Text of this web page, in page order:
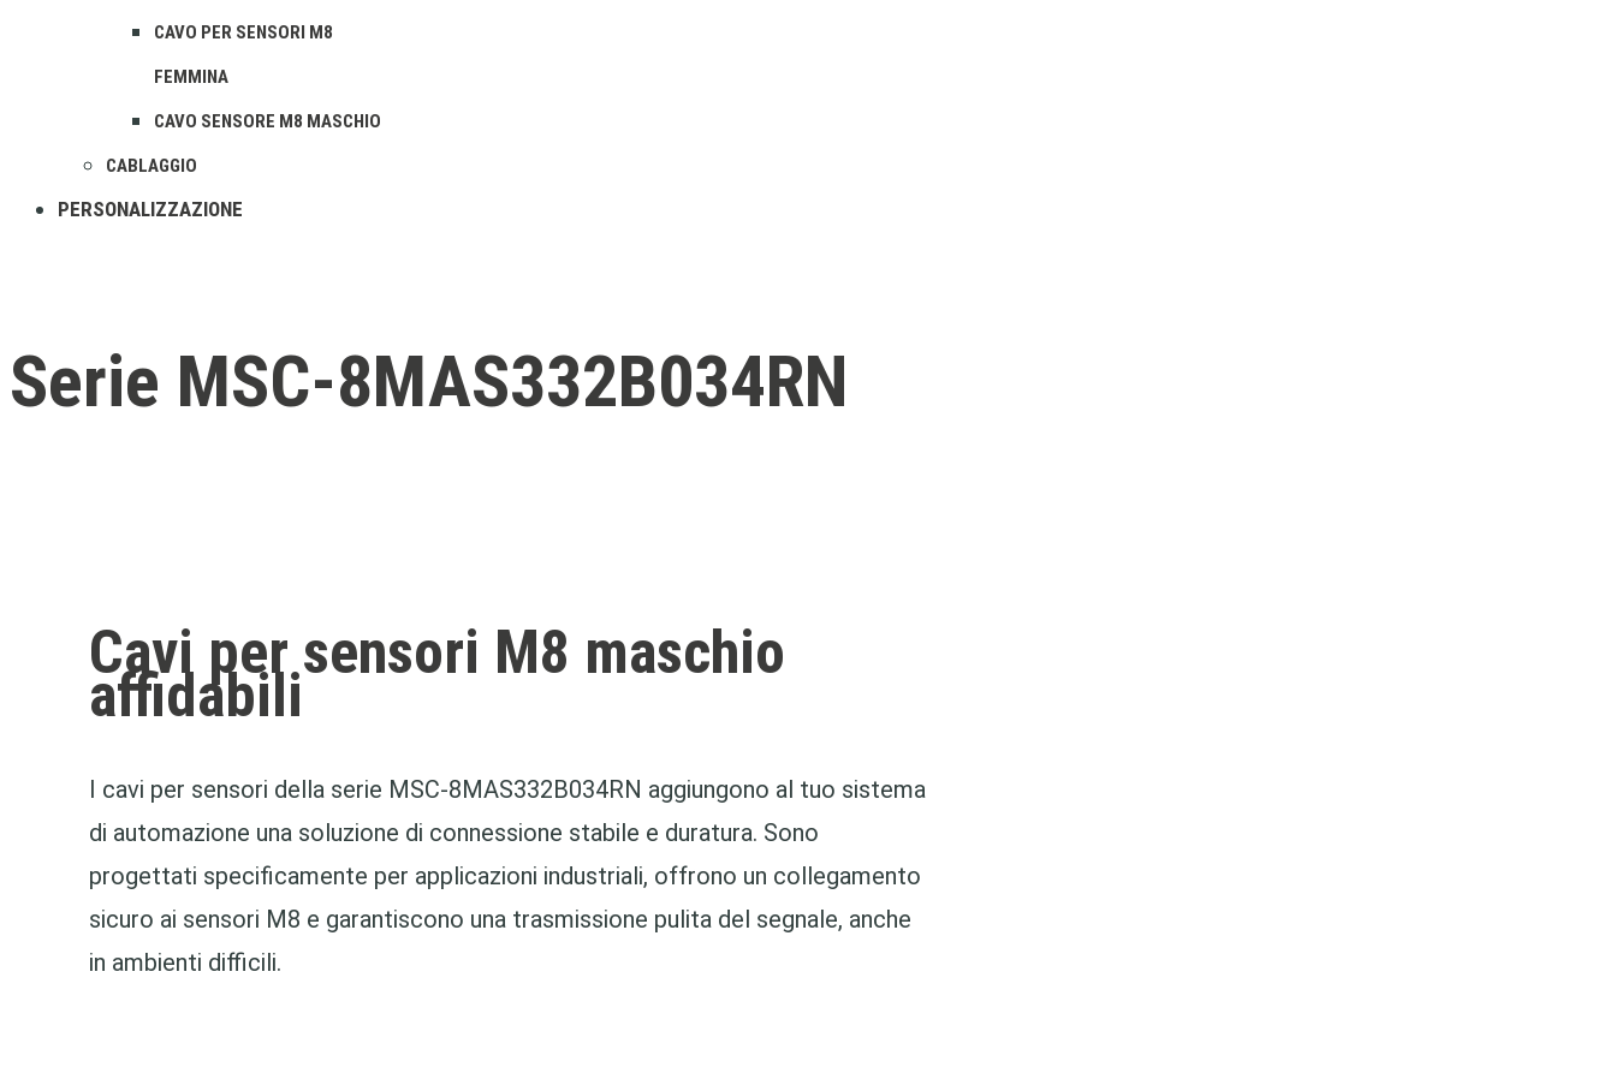
CAVO PER SENSORI M8
FEMMINA
CAVO SENSORE M8 MASCHIO
CABLAGGIO
PERSONALIZZAZIONE
Serie MSC‑8MAS332B034RN
Cavi per sensori M8 maschio
affidabili
I cavi per sensori della serie MSC‑8MAS332B034RN aggiungono al tuo sistema
di automazione una soluzione di connessione stabile e duratura. Sono
progettati specificamente per applicazioni industriali, offrono un collegamento
sicuro ai sensori M8 e garantiscono una trasmissione pulita del segnale, anche
in ambienti difficili.